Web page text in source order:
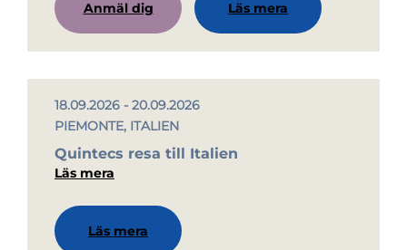
Anmäl dig Läs mera
18.09.2026 - 20.09.2026
PIEMONTE, ITALIEN
Quintecs resa till Italien
Läs mera
Läs mera